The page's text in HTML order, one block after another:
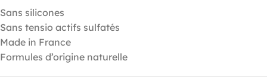
Sans silicones
Sans tensio actifs sulfatés
Made in France
Formules d’origine naturelle